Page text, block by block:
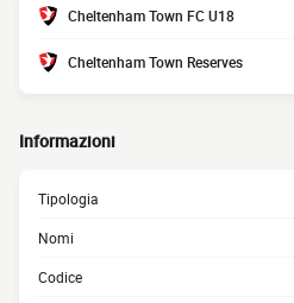
Cheltenham Town FC U18
Cheltenham Town Reserves
Informazioni
Tipologia
Nomi
Codice